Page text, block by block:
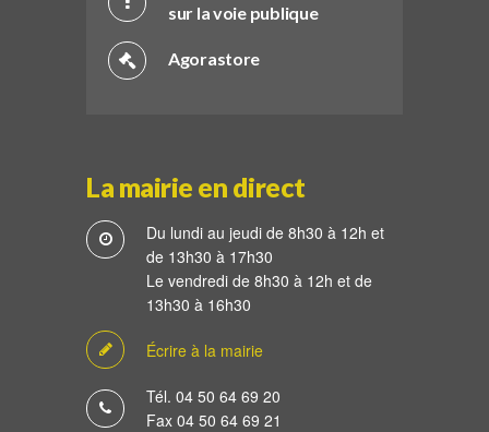
sur la voie publique
Agorastore
La mairie en direct
Du lundi au jeudi de 8h30 à 12h et
de 13h30 à 17h30
Le vendredi de 8h30 à 12h et de
13h30 à 16h30
Écrire à la mairie
Tél. 04 50 64 69 20
Fax 04 50 64 69 21